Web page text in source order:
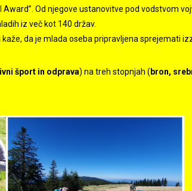
Od njegove ustanovitve pod vodstvom
iz več kot 140 držav.
da je mlada oseba pripravljena sprejemati
šport in odprava) na treh stopnjah (bron,